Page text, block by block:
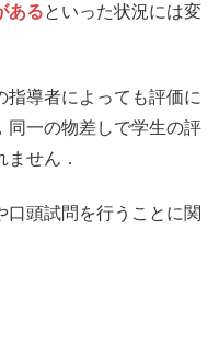
あるといった状況には変
指導者によっても評価に
同一の物差しで学生の評
せん．
口頭試問を行うことに関